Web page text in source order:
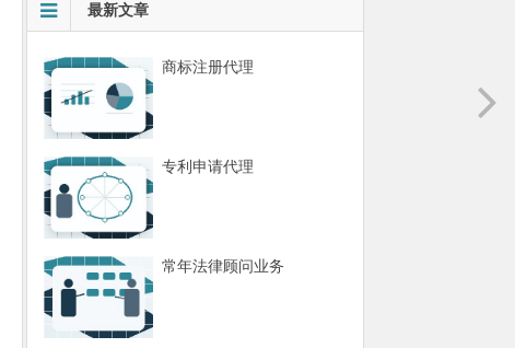
最新文章
商标注册代理
专利申请代理
常年法律顾问业务